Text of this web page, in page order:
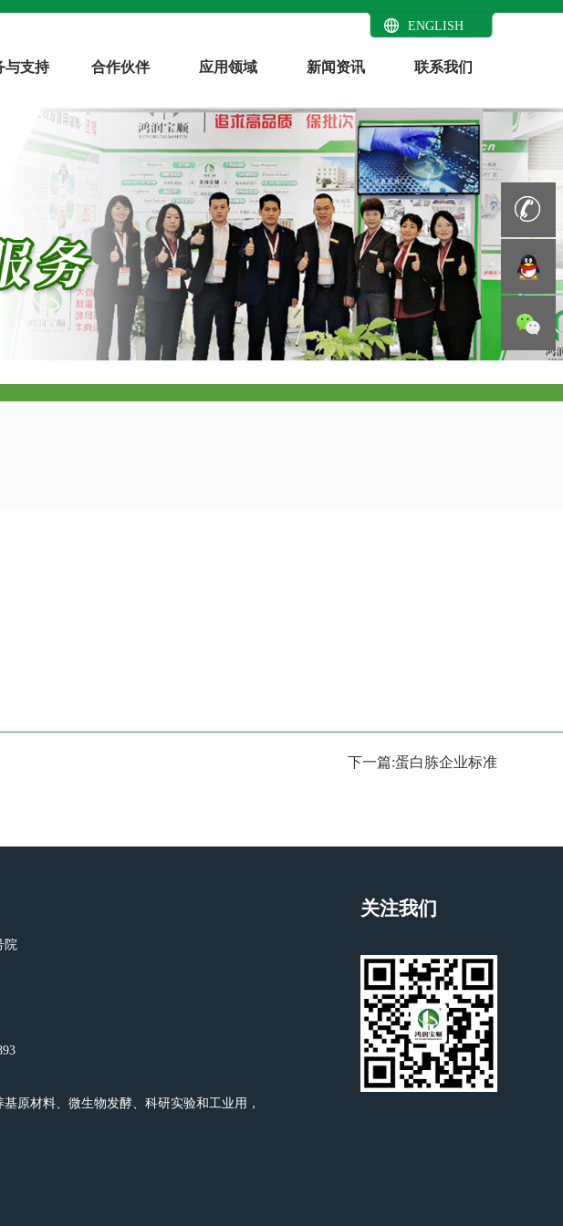
与支持 合作伙伴 应用领域 新闻资讯 联系我们
ENGLISH
下一篇:蛋白胨企业标准
院
原材料、微生物发酵、科研实验和工业用，
关注我们